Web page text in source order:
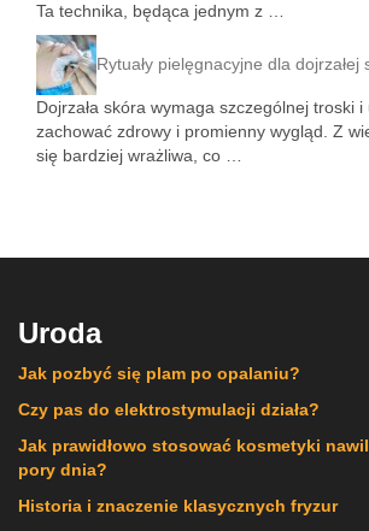
Ta technika, będąca jednym z …
Rytuały pielęgnacyjne dla dojrzałej
Dojrzała skóra wymaga szczególnej troski
zachować zdrowy i promienny wygląd. Z
się bardziej wrażliwa, co …
Uroda
Jak pozbyć się plam po opalaniu?
Czy pas do elektrostymulacji działa?
Jak prawidłowo stosować kosmetyki
pory dnia?
Historia i znaczenie klasycznych fryzur